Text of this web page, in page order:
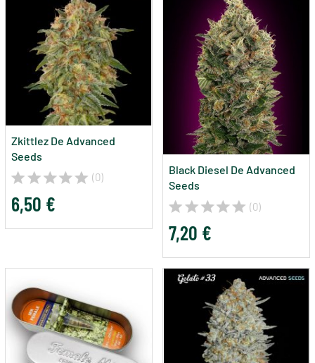
Zkittlez De Advanced
Seeds
(0)
6,50 €
Black Diesel De Advanced
Seeds
(0)
7,20 €